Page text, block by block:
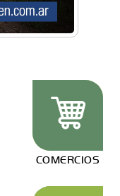
COMERCIOS